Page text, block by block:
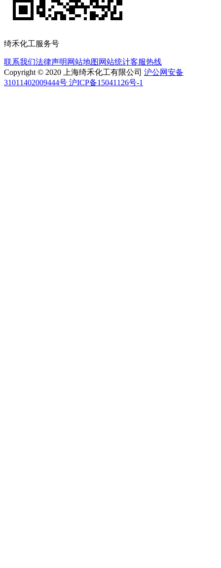
绮禾化工服务号
联系我们法律声明 网站地图 网站统计客服热线
Copyright © 2020 上海绮禾化工有限公司 沪公网安备
31011402009444号 沪ICP备15041126号-1